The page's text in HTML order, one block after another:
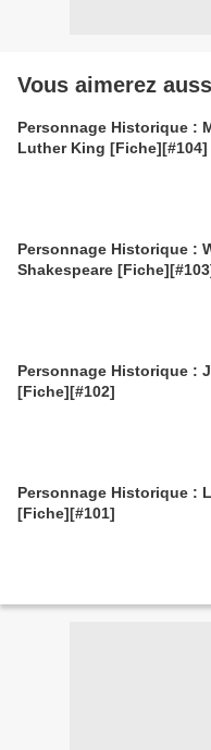
Vous aimerez
Personnage Historique :
Luther King [Fiche][#104]
Personnage Historique :
Shakespeare
Personnage Historique :
[Fiche][#102]
Personnage Historique :
[Fiche][#101]